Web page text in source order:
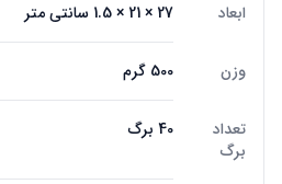
ابعاد 27 × 21 × 1.5 سانتی متر
وزن 500 گرم
تعداد
برگ
40 برگ